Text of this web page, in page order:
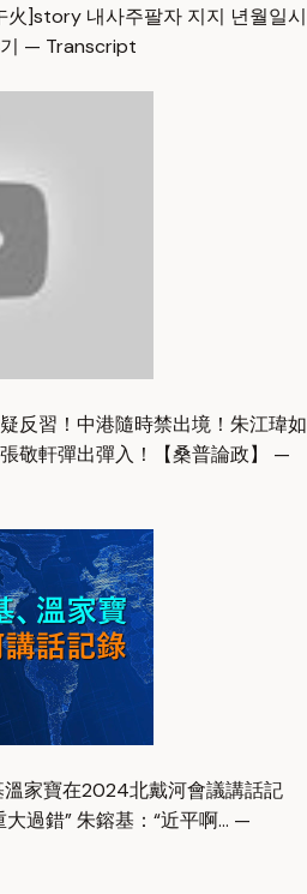
]story 내사주팔자 지지 년월일시
기 — Transcript
反習！中港隨時禁出境！朱江瑋如
敬軒彈出彈入！【桑普論政】 —
家寶在2024北戴河會議講話記
過錯” 朱鎔基：“近平啊… —